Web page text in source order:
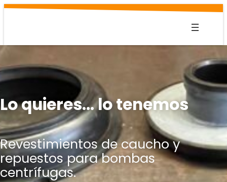
Saltar
Lo quieres… lo tenemos
Revestimientos de caucho y
repuestos para bombas
centrífugas.